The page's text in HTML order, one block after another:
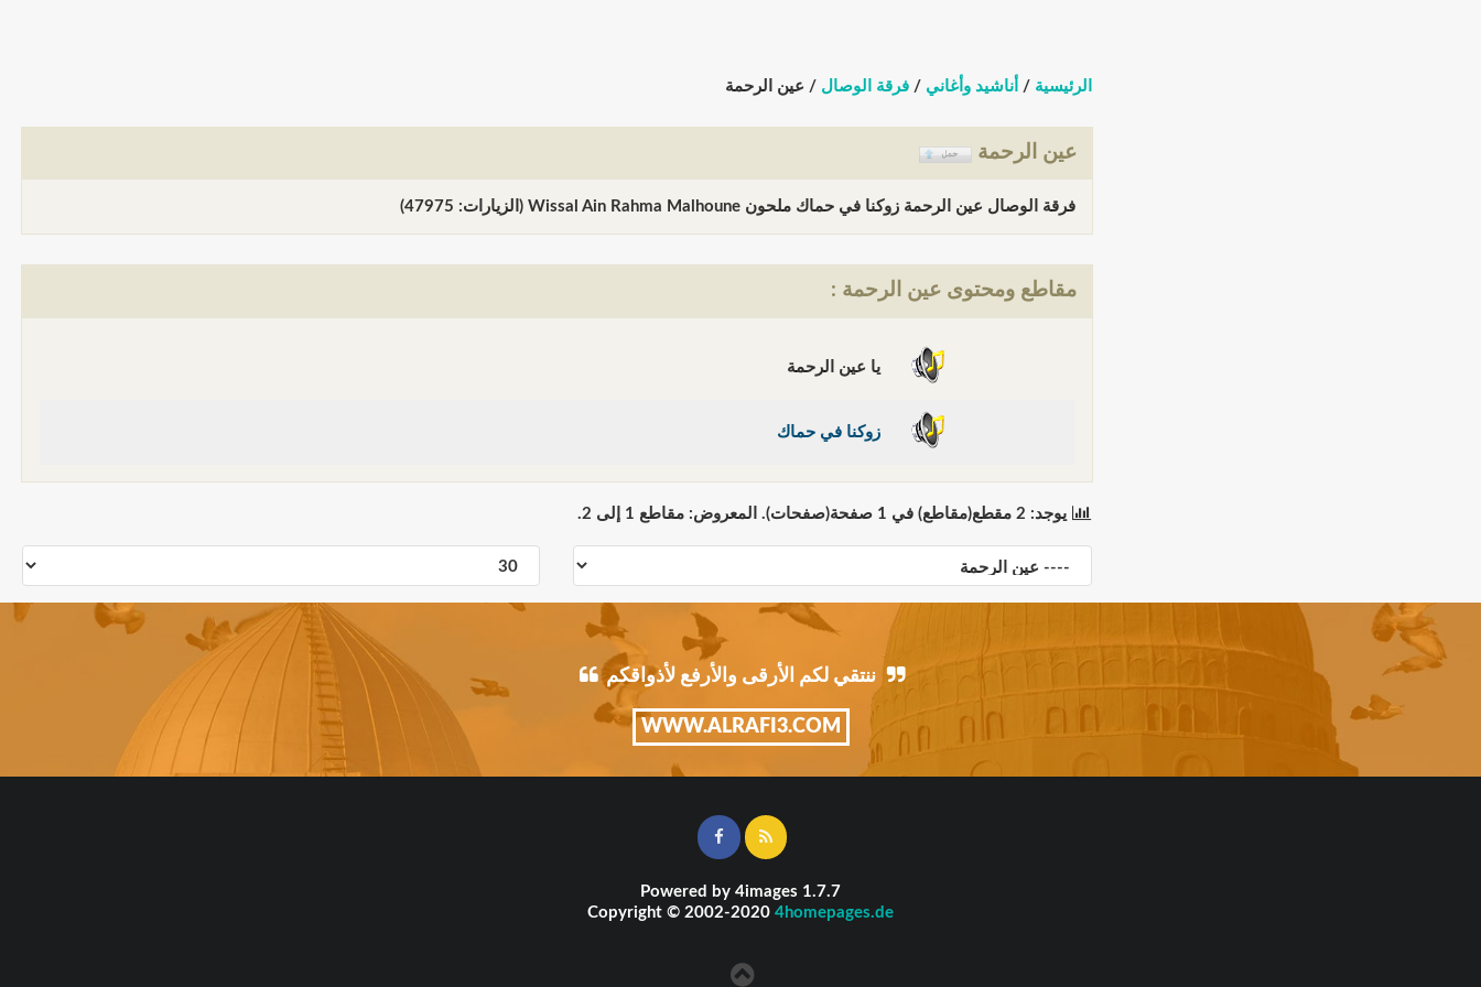
الرئيسية / أناشيد وأغاني /فرقة الوصال / عين الرحمة
عين الرحمة
فرقة الوصال عين الرحمة زوكنا في حماك ملحون Wissal Ain Rahma Malhoune (الزيارات: 47975)
مقاطع ومحتوى عين الرحمة :
يا عين الرحمة
زوكنا في حماك
يوجد: 2 مقطع(مقاطع) في 1 صفحة(صفحات). المعروض: مقاطع 1 إلى 2.
ننتقي لكم الأرقى والأرفع لأذواقكم
WWW.ALRAFI3.COM
Powered by 4images 1.7.7
Copyright © 2002-2020 4homepages.de